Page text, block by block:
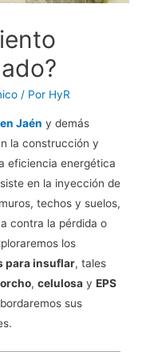
/ Por HyR
en Jaén y demás
la construcción y
eficiencia energética
en la inyección de
techos y suelos,
contra la pérdida o
los
para insuflar, tales
,celulosa yEPS
sus